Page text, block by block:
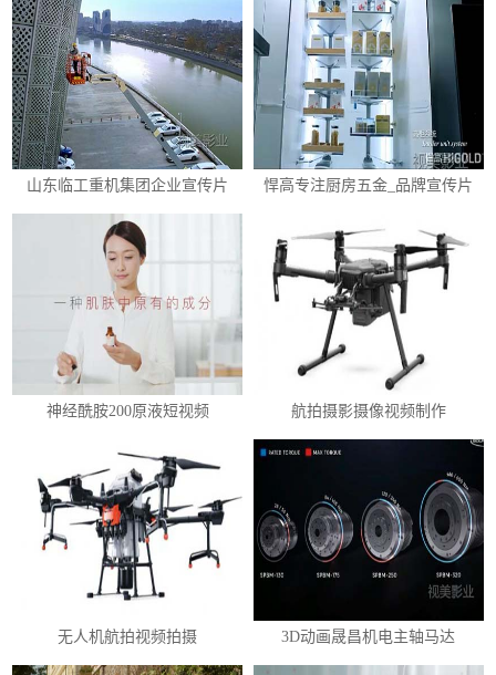
山东临工重机集团企业宣传片 悍高专注厨房五金_品牌宣传片
神经酰胺200原液短视频 航拍摄影摄像视频制作
无人机航拍视频拍摄 3D动画晟昌机电主轴马达